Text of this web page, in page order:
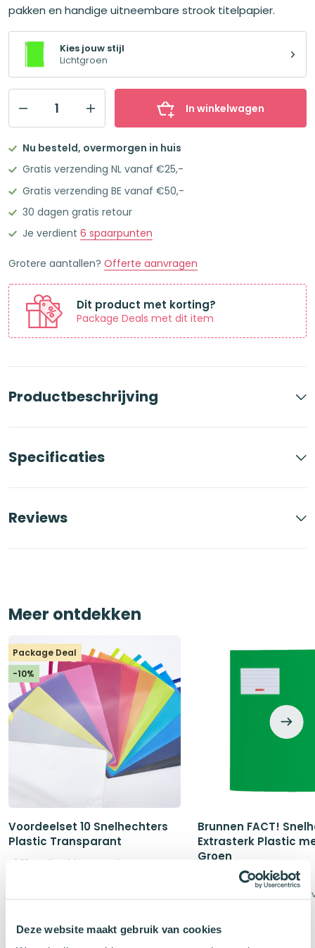
Deze website maakt gebruik van cookies
pakken en handige uitneembare strook titelpapier.
Kies jouw stijl
Lichtgroen
A4
Plastic
Transparant
Lichtgroen
aantal
In winkelwagen
Nu besteld, overmorgen in huis
Gratis verzending NL vanaf €25,-
Gratis verzending BE vanaf €50,-
30 dagen gratis retour
Je verdient 6 spaarpunten
Grotere aantallen? Offerte aanvragen
Dit product met korting?
Package Deals met dit item
Productbeschrijving
Specificaties
Reviews
Meer ontdekken
Package Deal
-10%
Voordeelset 10 Snelhechters
Plastic Transparant
10 snelhechters naar keuze
was:
€5,90.
is:
€5,30.
Brunnen FACT!
Extrasterk Plastic
Groen
Met extra opbergvak
€2,49